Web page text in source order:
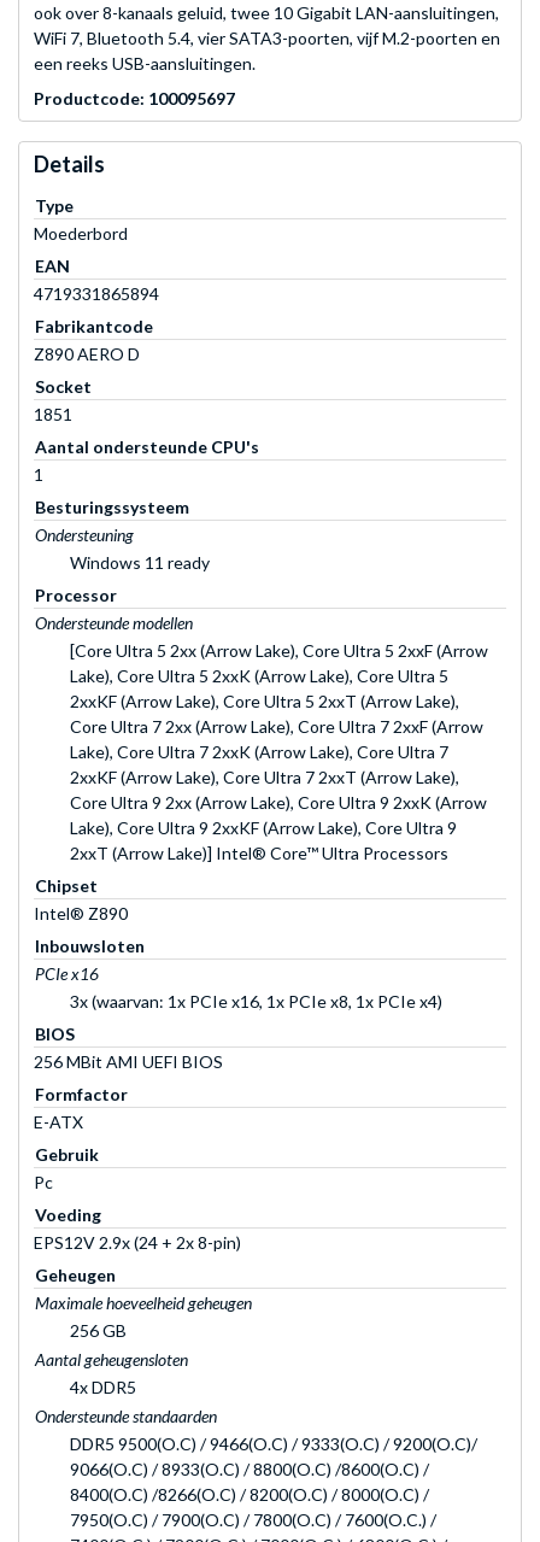
ook over 8-kanaals geluid, twee 10 Gigabit LAN-aansluitingen,
WiFi 7, Bluetooth 5.4, vier SATA3-poorten, vijf M.2-poorten en
een reeks USB-aansluitingen.
Productcode: 100095697
Details
Type
Moederbord
EAN
4719331865894
Fabrikantcode
Z890 AERO D
Socket
1851
Aantal ondersteunde CPU's
1
Besturingssysteem
Ondersteuning
Windows 11 ready
Processor
Ondersteunde modellen
[Core Ultra 5 2xx (Arrow Lake), Core Ultra 5 2xxF (Arrow
Lake), Core Ultra 5 2xxK (Arrow Lake), Core Ultra 5
2xxKF (Arrow Lake), Core Ultra 5 2xxT (Arrow Lake),
Core Ultra 7 2xx (Arrow Lake), Core Ultra 7 2xxF (Arrow
Lake), Core Ultra 7 2xxK (Arrow Lake), Core Ultra 7
2xxKF (Arrow Lake), Core Ultra 7 2xxT (Arrow Lake),
Core Ultra 9 2xx (Arrow Lake), Core Ultra 9 2xxK (Arrow
Lake), Core Ultra 9 2xxKF (Arrow Lake), Core Ultra 9
2xxT (Arrow Lake)] Intel® Core™ Ultra Processors
Chipset
Intel® Z890
Inbouwsloten
PCIe x16
3x (waarvan: 1x PCIe x16, 1x PCIe x8, 1x PCIe x4)
BIOS
256 MBit AMI UEFI BIOS
Formfactor
E-ATX
Gebruik
Pc
Voeding
EPS12V 2.9x (24 + 2x 8-pin)
Geheugen
Maximale hoeveelheid geheugen
256 GB
Aantal geheugensloten
4x DDR5
Ondersteunde standaarden
DDR5 9500(O.C) / 9466(O.C) / 9333(O.C) / 9200(O.C)/
9066(O.C) / 8933(O.C) / 8800(O.C) /8600(O.C) /
8400(O.C) /8266(O.C) / 8200(O.C) / 8000(O.C) /
7950(O.C) / 7900(O.C) / 7800(O.C) / 7600(O.C.) /